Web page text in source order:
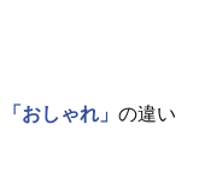
「おしゃれ」 の違い